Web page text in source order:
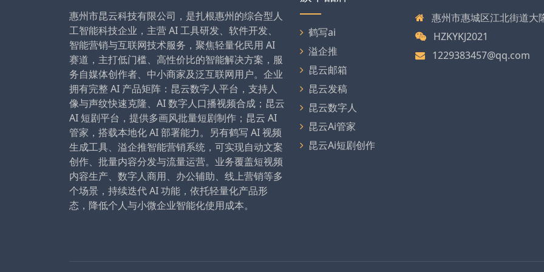
惠州市昆云科技有限公司，是扎根惠州的综合型人
工智能科技企业，主营 AI 工具研发、软件开发、
智能营销与互联网技术服务，聚焦轻量化民用 AI
赛道，主打低门槛、高性价比的智能解决方案，服
务自媒体创作者、中小商家及泛互联网用户。企业
拥有完整 AI 产品矩阵：昆云数字人平台，支持人
像与声纹快速克隆、AI 数字人口播视频合成；昆云
AI 短剧平台，提供多画风批量短剧制作；昆云 AI
管家，搭载本地化 AI 部署能力。另有鹤写 AI 视频
生成工具、溢企推智能营销系统，可实现自动文案
创作、批量内容分发与流量运营。业务覆盖短视频
内容生产、数字人商用、办公辅助、线上营销等多
个场景，持续迭代 AI 功能，依托轻量化产品形
态，降低个人与小微企业智能化使用成本。
鹤写ai
溢企推
昆云邮箱
昆云发稿
昆云数字人
昆云Ai管家
昆云Ai短剧创作
惠州市惠城区江北街道大
HZKYKJ2021
1229383457@qq.com